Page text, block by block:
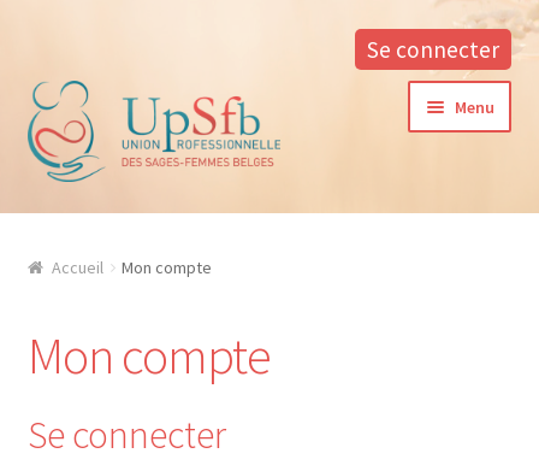
Se connecter
Aller
à
la
navigation
Aller
au
contenu
Menu
A propos
La formation continue à l’UPSfB
Aide à la formation
Accueil Mon compte
Mon compte
Se connecter